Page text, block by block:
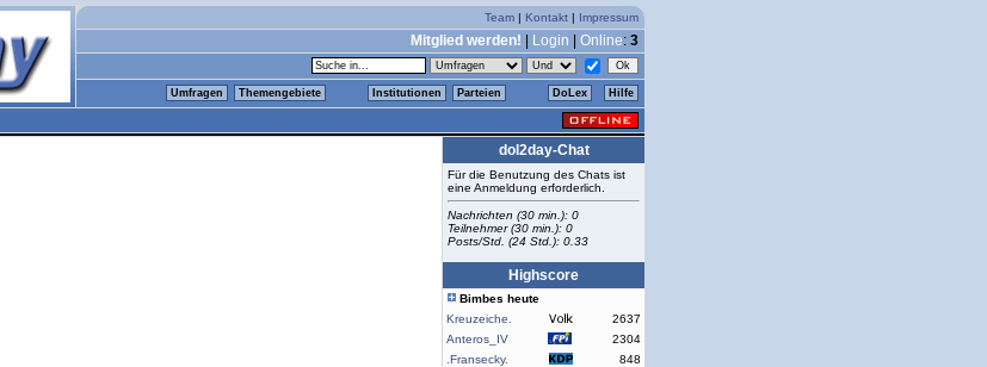
Team | Kontakt | Impressum
Mitglied werden! Login Online: 3
Umfragen Themengebiete Institutionen Parteien DoLex Hilfe
dol2day-Chat
Für die Benutzung des Chats ist
eine Anmeldung erforderlich.
Nachrichten (30 min.): 0
Teilnehmer (30 min.): 0
Posts/Std. (24 Std.): 0.33
Highscore
Bimbes heute
Kreuzeiche.
2637
Anteros_IV
2304
.Fransecky.
848